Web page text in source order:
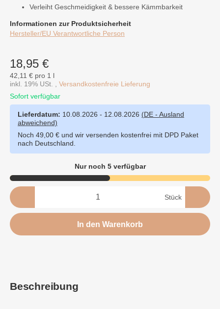
Verleiht Geschmeidigkeit & bessere Kämmbarkeit
Informationen zur Produktsicherheit
Hersteller/EU Verantwortliche Person
18,95 €
42,11 € pro 1 l
inkl. 19% USt. , Versandkostenfreie Lieferung
Sofort verfügbar
Lieferdatum: 10.08.2026 - 12.08.2026 (DE - Ausland
abweichend)
Noch 49,00 € und wir versenden kostenfrei mit DPD Paket
nach Deutschland.
Nur noch 5 verfügbar
Stück
In den Warenkorb
Beschreibung